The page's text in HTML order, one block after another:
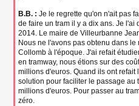
B.B. : Je le regrette qu'on n'ait pas
de faire un tram il y a dix ans. Je
2014. Le maire de Villeurbanne
Nous ne l'avons pas obtenu dans le
Collomb à l'époque. J'ai refait
en tramway, nous étions sur des
millions d'euros. Quand ils ont
solution pour faciliter le passage au
millions d'euros. Pour passer au
zéro.